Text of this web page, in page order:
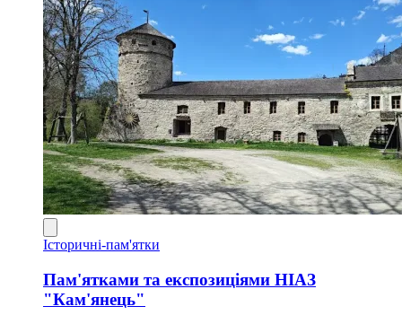
Історичні-пам'ятки
Пам'ятками та експозиціями НІАЗ
"Кам'янець"